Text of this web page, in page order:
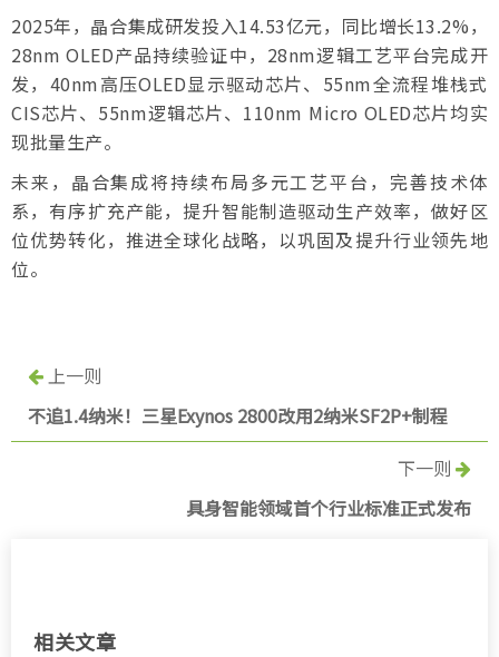
2025年，晶合集成研发投入14.53亿元，同比增长13.2%，
28nm OLED产品持续验证中，28nm逻辑工艺平台完成开
发，40nm高压OLED显示驱动芯片、55nm全流程堆栈式
CIS芯片、55nm逻辑芯片、110nm Micro OLED芯片均实
现批量生产。
未来，晶合集成将持续布局多元工艺平台，完善技术体
系，有序扩充产能，提升智能制造驱动生产效率，做好区
位优势转化，推进全球化战略，以巩固及提升行业领先地
位。
上一则
不追1.4纳米！三星Exynos 2800改用2纳米SF2P+制程
下一则
具身智能领域首个行业标准正式发布
相关文章